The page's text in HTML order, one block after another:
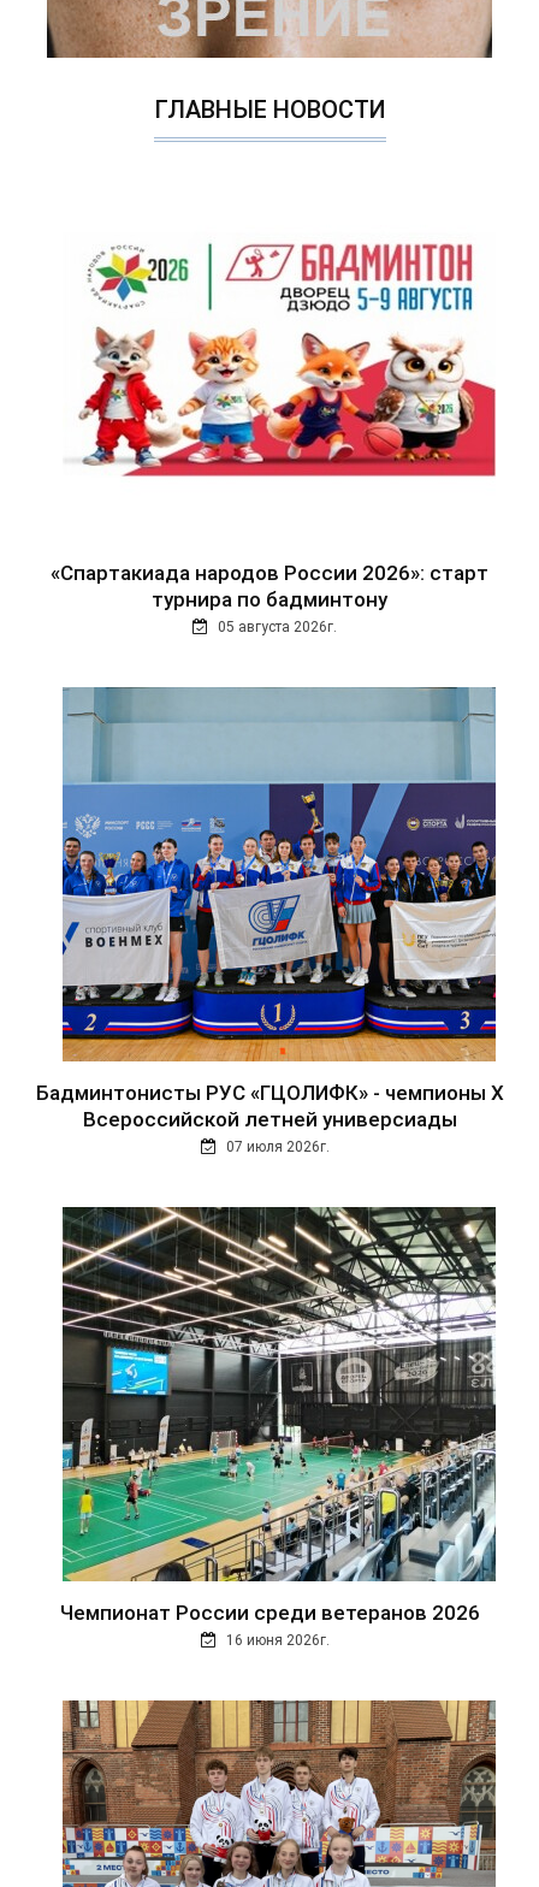
ГЛАВНЫЕ НОВОСТИ
«Спартакиада народов России 2026»: старт
турнира по бадминтону
05 августа 2026г.
Бадминтонисты РУС «ГЦОЛИФК» - чемпионы Х
Всероссийской летней универсиады
07 июля 2026г.
Чемпионат России среди ветеранов 2026
16 июня 2026г.